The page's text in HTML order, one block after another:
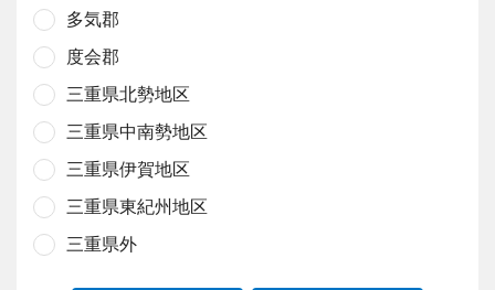
多気郡
度会郡
三重県北勢地区
三重県中南勢地区
三重県伊賀地区
三重県東紀州地区
三重県外